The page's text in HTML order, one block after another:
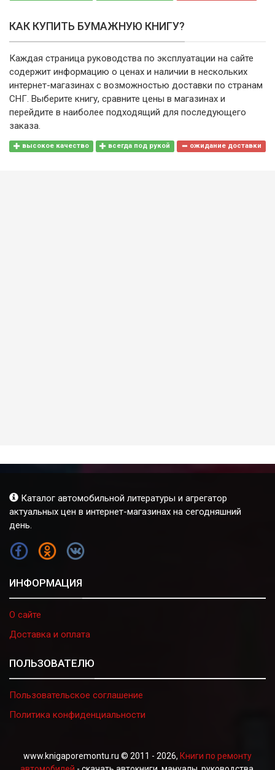
КАК КУПИТЬ БУМАЖНУЮ КНИГУ?
Каждая страница руководства по эксплуатации на сайте
содержит информацию о ценах и наличии в нескольких
интернет-магазинах с возможностью доставки по странам
СНГ. Выберите книгу, сравните цены в магазинах и
перейдите в наиболее подходящий для последующего
заказа.
высокое качество всегда под рукой ожидание доставки
Каталог автомобильной литературы и агрегатор
актуальных цен в интернет-магазинах на сегодняшний
день.
FB OK VK
ИНФОРМАЦИЯ
О сайте
Доставка и оплата
ПОЛЬЗОВАТЕЛЮ
Пользовательское соглашение
Политика конфиденциальности
www.knigaporemontu.ru © 2011 - 2026, Книги по ремонту